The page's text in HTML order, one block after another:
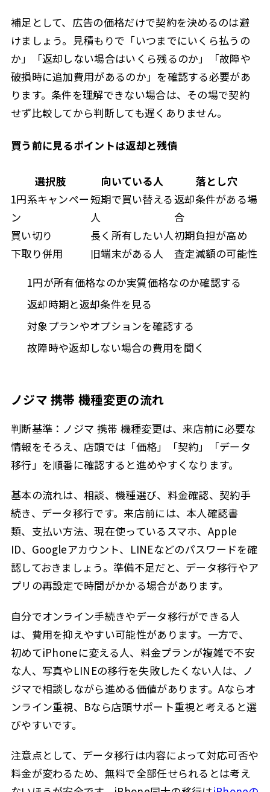
補足として、広告の価格だけで契約を決めるのは避
けましょう。見積もりで「いつまでにいくら払うの
か」「返却しない場合はいくら残るのか」「故障や
破損時に追加費用があるのか」を確認する必要があ
ります。条件を理解できない場合は、その場で契約
せず比較してから判断しても遅くありません。
買う前に見るポイントは返却と残債
選択肢 向いている人
落とし穴
1円系キャンペー
ン
短期で買い替える
人
返却条件がある場
合
買い切り
長く所有したい人初期負担が高め
下取り併用
旧端末がある人
査定減額の可能性
1円が所有価格なのか実質価格なのか確認する
返却時期と返却条件を見る
対象プランやオプションを確認する
故障時や返却しない場合の費用を聞く
ノジマ 携帯 機種変更の流れ
判断基準：ノジマ 携帯 機種変更は、来店前に必要な
情報をそろえ、店頭では「価格」「契約」「データ
移行」を順番に確認すると進めやすくなります。
基本の流れは、相談、機種選び、料金確認、契約手
続き、データ移行です。来店前には、本人確認書
類、支払い方法、現在使っているスマホ、Apple
ID、Googleアカウント、LINEなどのパスワードを確
認しておきましょう。準備不足だと、データ移行やア
プリの再設定で時間がかかる場合があります。
自分でオンライン手続きやデータ移行ができる人
は、費用を抑えやすい可能性があります。一方で、
初めてiPhoneに変える人、料金プランが複雑で不安
な人、写真やLINEの移行を失敗したくない人は、ノ
ジマで相談しながら進める価値があります。Aならオ
ンライン重視、Bなら店頭サポート重視と考えると選
びやすいです。
注意点として、データ移行は内容によって対応可否や
料金が変わるため、無料で全部任せられるとは考え